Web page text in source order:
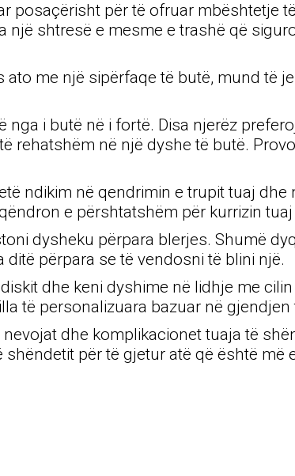
posaçërisht për të ofruar mbështetje
një shtresë e mesme e trashë që
me një sipërfaqe të butë, mund të
i butë në i fortë. Disa njerëz
rehatshëm në një dyshe të butë.
ndikim në qendrimin e trupit tuaj
e përshtatshëm për kurrizin
dysheku përpara blerjes. Shumë
përpara se të vendosni të blini një.
dhe keni dyshime në lidhje me
të personalizuara bazuar në
dhe komplikacionet tuaja të
për të gjetur atë që është më